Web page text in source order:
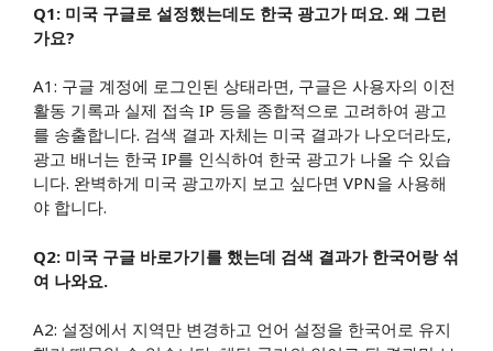
Q1: 미국 구글로 설정했는데도 한국 광고가 떠요. 왜 그런
가요?
A1: 구글 계정에 로그인된 상태라면, 구글은 사용자의 이전
활동 기록과 실제 접속 IP 등을 종합적으로 고려하여 광고
를 송출합니다. 검색 결과 자체는 미국 결과가 나오더라도,
광고 배너는 한국 IP를 인식하여 한국 광고가 나올 수 있습
니다. 완벽하게 미국 광고까지 보고 싶다면 VPN을 사용해
야 합니다.
Q2: 미국 구글 바로가기를 했는데 검색 결과가 한국어랑 섞
여 나와요.
A2: 설정에서 지역만 변경하고 언어 설정을 한국어로 유지